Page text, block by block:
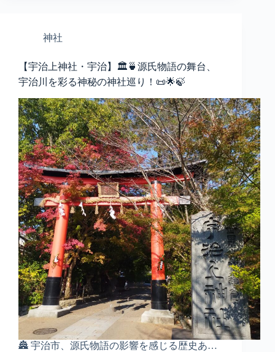
神社
【宇治上神社・宇治】🏛️🍵源氏物語の舞台、
宇治川を彩る神秘の神社巡り！📜🌟🍃
🏯 宇治市、源氏物語の影響を感じる歴史あ…